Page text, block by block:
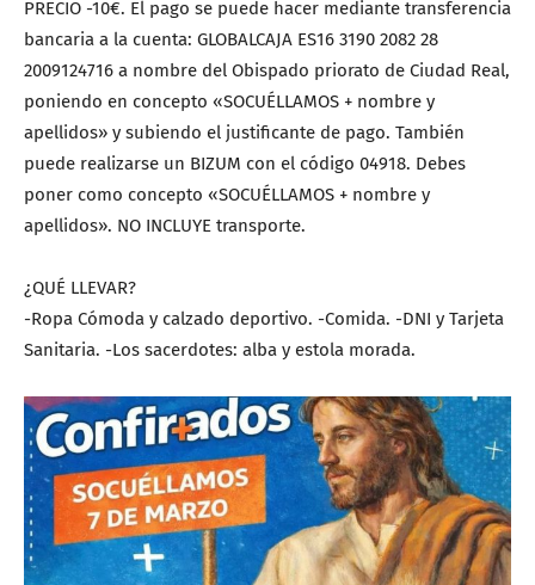
PRECIO -10€. El pago se puede hacer mediante transferencia
bancaria a la cuenta: GLOBALCAJA ES16 3190 2082 28
2009124716 a nombre del Obispado priorato de Ciudad Real,
poniendo en concepto «SOCUÉLLAMOS + nombre y
apellidos» y subiendo el justificante de pago. También
puede realizarse un BIZUM con el código 04918. Debes
poner como concepto «SOCUÉLLAMOS + nombre y
apellidos». NO INCLUYE transporte.
¿QUÉ LLEVAR?
-Ropa Cómoda y calzado deportivo. -Comida. -DNI y Tarjeta
Sanitaria. -Los sacerdotes: alba y estola morada.